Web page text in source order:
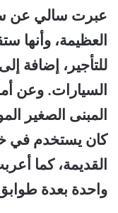
عبرت سالي عن
العظيمة، وأنها
للتأجير، إضافة
السيارات. وعن
المبنى الصغير
كان يستخدم في
القديمة، كما
واحدة بعدة